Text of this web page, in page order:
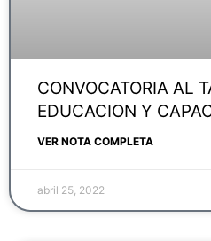
CONVOCATORIA AL
EDUCACION Y
VER NOTA COMPLETA
abril 25, 2022